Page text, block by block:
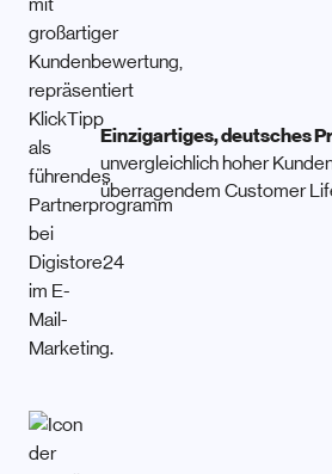
Einzigartiges, deutsches
unvergleichlich hoher
überragendem Customer